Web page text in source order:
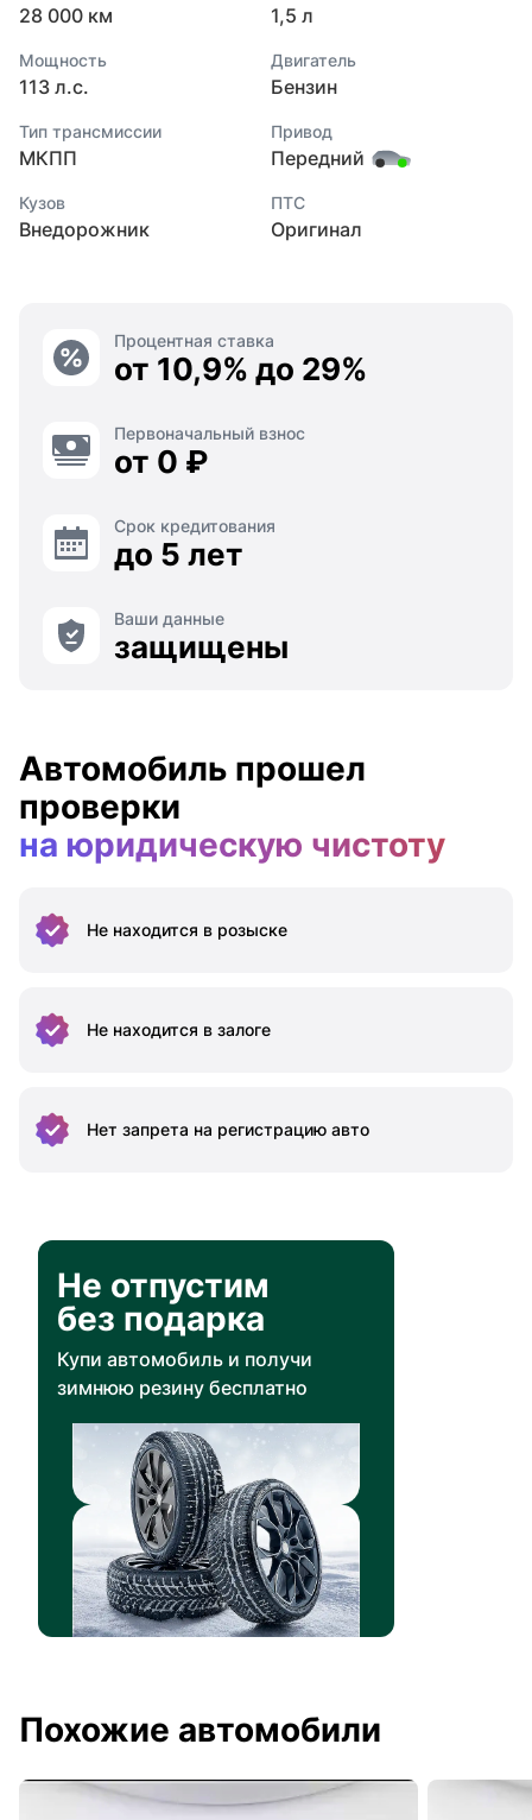
28 000 км 1,5 л
Мощность
113 л.с.
Двигатель
Бензин
Тип трансмиссии
МКПП
Привод
Передний
Кузов
Внедорожник
ПТС
Оригинал
Процентная ставка
от 10,9% до 29%
Первоначальный взнос
от 0 ₽
Срок кредитования
до 5 лет
Ваши данные
защищены
Автомобиль прошел
проверки
на юридическую чистоту
Не находится в розыске
Не находится в залоге
Нет запрета на регистрацию авто
Не отпустим
без подарка
Купи автомобиль и получи
зимнюю резину бесплатно
Похожие автомобили